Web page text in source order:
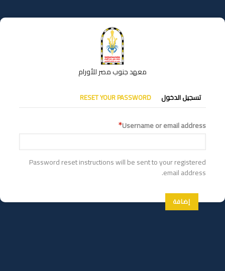
إلى
المحتوى
معهد جنوب مصر للأورام
التبويبات
الأساسية
تسجيل الدخول RESET YOUR PASSWORD
Username or email address
Password reset instructions will be sent to your registered
email address.